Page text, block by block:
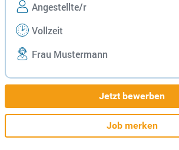
Angestellte/r
Vollzeit
Frau Mustermann
Jetzt bewerben
Job merken